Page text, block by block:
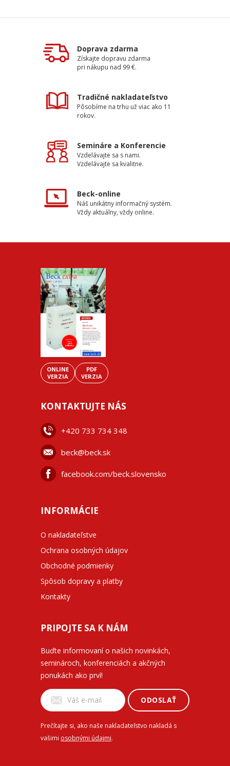
Doprava zdarma
Získajte dopravu zdarma
pri nákupu nad 99 €.
Tradičné nakladateľstvo
Pôsobíme na trhu už viac ako 11
rokov.
Semináre a Konferencie
Vzdelávajte sa s nami.
Vzdelávajte sa kvalitne.
Beck-online
Náš unikátny informačný systém.
Vždy aktuálny, vždy online.
ONLINE
VERZIA
PDF
VERZIA
KONTAKTUJTE NÁS
+420 733 734 348
beck@beck.sk
facebook.com/beck.slovensko
INFORMÁCIE
O nakladateľstve
Ochrana osobných údajov
Obchodné podmienky
Spôsob dopravy a platby
Kontakty
PRIPOJTE SA K NÁM
Buďte informovaní o našich novinkách,
seminároch, konferenciách a akčných
ponukách ako prví!
ODOSLAŤ
Prečítajte si, ako naše nakladateľstvo nakladá s
vašimi osobnými údajmi.